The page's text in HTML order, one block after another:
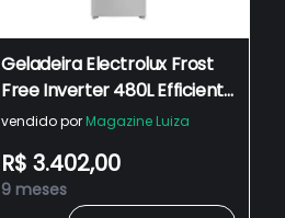
Geladeira Electrolux Frost
Free Inverter 480L Efficient
com AutoSense Smart
vendido por Magazine Luiza
R$ 3.402,00
9 meses